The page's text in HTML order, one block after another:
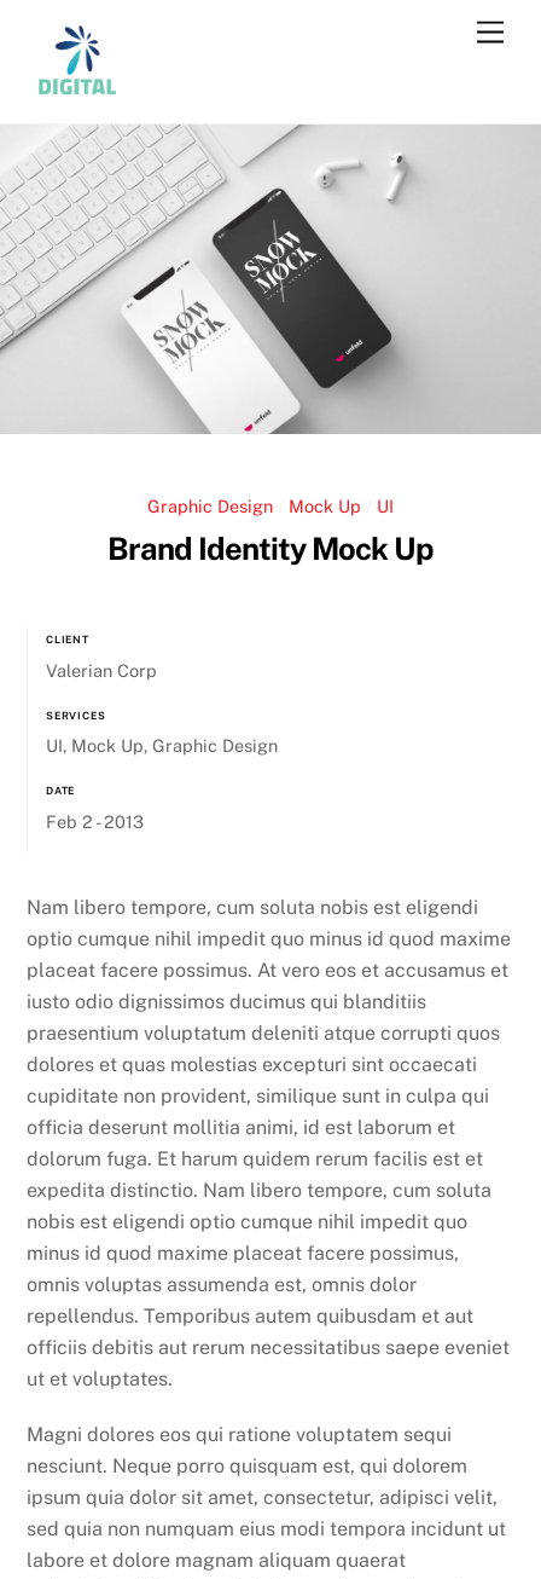
content
Graphic Design Mock Up UI
Brand Identity Mock Up
CLIENT
Valerian Corp
SERVICES
UI, Mock Up, Graphic Design
DATE
Feb 2 - 2013
Nam libero tempore, cum soluta nobis est eligendi
optio cumque nihil impedit quo minus id quod maxime
placeat facere possimus. At vero eos et accusamus et
iusto odio dignissimos ducimus qui blanditiis
praesentium voluptatum deleniti atque corrupti quos
dolores et quas molestias excepturi sint occaecati
cupiditate non provident, similique sunt in culpa qui
officia deserunt mollitia animi, id est laborum et
dolorum fuga. Et harum quidem rerum facilis est et
expedita distinctio. Nam libero tempore, cum soluta
nobis est eligendi optio cumque nihil impedit quo
minus id quod maxime placeat facere possimus,
omnis voluptas assumenda est, omnis dolor
repellendus. Temporibus autem quibusdam et aut
officiis debitis aut rerum necessitatibus saepe eveniet
ut et voluptates.
Magni dolores eos qui ratione voluptatem sequi
nesciunt. Neque porro quisquam est, qui dolorem
ipsum quia dolor sit amet, consectetur, adipisci velit,
sed quia non numquam eius modi tempora incidunt ut
labore et dolore magnam aliquam quaerat